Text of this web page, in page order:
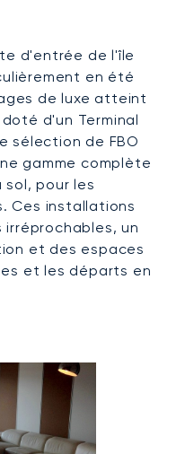
d'entrée de l'île
en été
de luxe atteint
d'un Terminal
sélection de FBO
gamme complète
pour les
Ces installations
un
et des espaces
et les départs en